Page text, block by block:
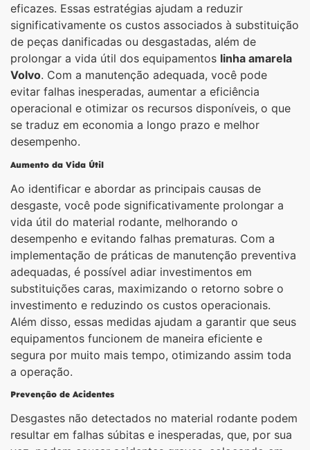
eficazes. Essas estratégias ajudam a reduzir
significativamente os custos associados à substituição
de peças danificadas ou desgastadas, além de
prolongar a vida útil dos equipamentos linha amarela
Volvo. Com a manutenção adequada, você pode
evitar falhas inesperadas, aumentar a eficiência
operacional e otimizar os recursos disponíveis, o que
se traduz em economia a longo prazo e melhor
desempenho.
Aumento da Vida Útil
Ao identificar e abordar as principais causas de
desgaste, você pode significativamente prolongar a
vida útil do material rodante, melhorando o
desempenho e evitando falhas prematuras. Com a
implementação de práticas de manutenção preventiva
adequadas, é possível adiar investimentos em
substituições caras, maximizando o retorno sobre o
investimento e reduzindo os custos operacionais.
Além disso, essas medidas ajudam a garantir que seus
equipamentos funcionem de maneira eficiente e
segura por muito mais tempo, otimizando assim toda
a operação.
Prevenção de Acidentes
Desgastes não detectados no material rodante podem
resultar em falhas súbitas e inesperadas, que, por sua